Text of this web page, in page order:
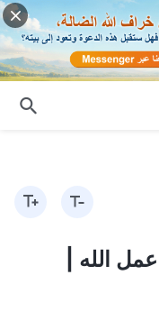
الله |